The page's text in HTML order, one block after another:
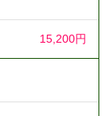
15,200円